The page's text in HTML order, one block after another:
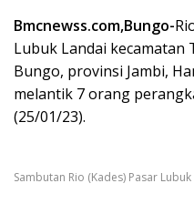
Bmcnewss.com,Bungo-
Lubuk Landai kecamatan
Bungo, provinsi Jambi,
melantik 7 orang
(25/01/23).
Sambutan Rio (Kades) Pasar